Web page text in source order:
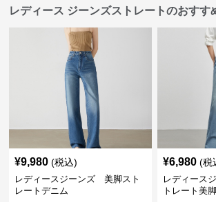
レディース ジーンズストレートのおすす
¥9,980 (税込)
レディースジーンズ 美脚スト
レートデニム
¥6,980 (税
レディース
トレート美